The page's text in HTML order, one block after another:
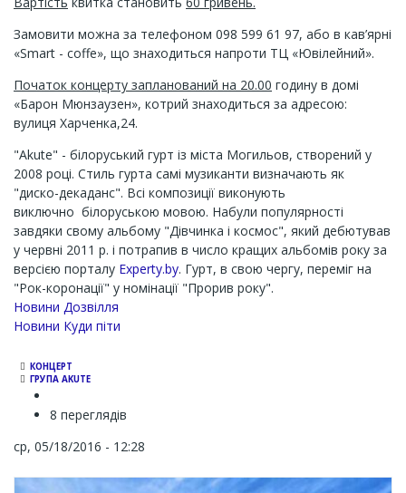
Замовити можна за телефоном 098 599 61 97, або в кав’ярні
«Smart - coffe», що знаходиться напроти ТЦ «Ювілейний».
Початок концерту запланований на 20.00 годину в домі
«Барон Мюнзаузен», котрий знаходиться за адресою:
вулиця Харченка,24.
"Akute" - білоруський гурт із міста Могильов, створений у
2008 році. Стиль гурта самі музиканти визначають як
"диско-декаданс". Всі композиції виконують
виключно білоруською мовою. Набули популярності
завдяки свому альбому "Дівчинка і космос", який дебютував
у червні 2011 р. і потрапив в число кращих альбомів року за
версією порталу Experty.by. Гурт, в свою чергу, переміг на
"Рок-коронації" у номінації "Прорив року".
Новини Дозвілля
Новини Куди піти
КОНЦЕРТ
ГРУПА AKUTE
8 переглядів
ср, 05/18/2016 - 12:28